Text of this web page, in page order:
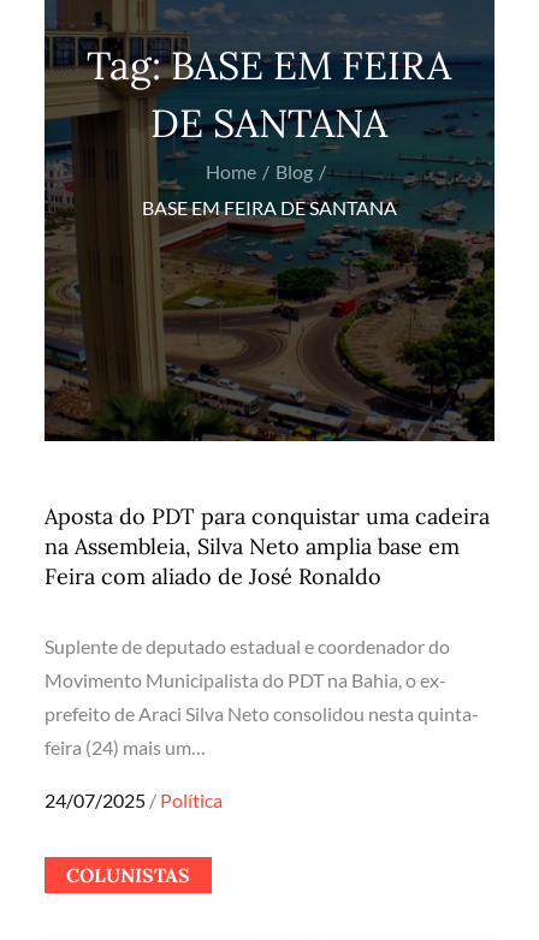
Tag:BASE EM FEIRA
DE SANTANA
Home
Blog
BASE EM FEIRA DE SANTANA
Aposta do PDT para conquistar uma cadeira
na Assembleia, Silva Neto amplia base em
Feira com aliado de José Ronaldo
Suplente de deputado estadual e coordenador do
Movimento Municipalista do PDT na Bahia, o ex-
prefeito de Araci Silva Neto consolidou nesta quinta-
feira (24) mais um…
Posted
24/07/2025 Política
COLUNISTAS